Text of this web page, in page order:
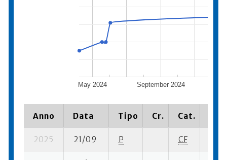
May 2024 September 2024
Anno Data Tipo Cr. Cat.
2025 21/09 P CF